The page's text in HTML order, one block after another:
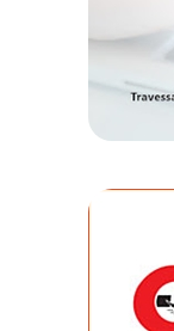
VIVAS!
CULTURA